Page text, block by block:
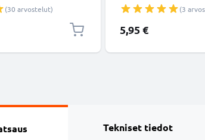
(30 arvostelut)
USB-kaapeli
(3
5,95 €
Tekniset tiedot